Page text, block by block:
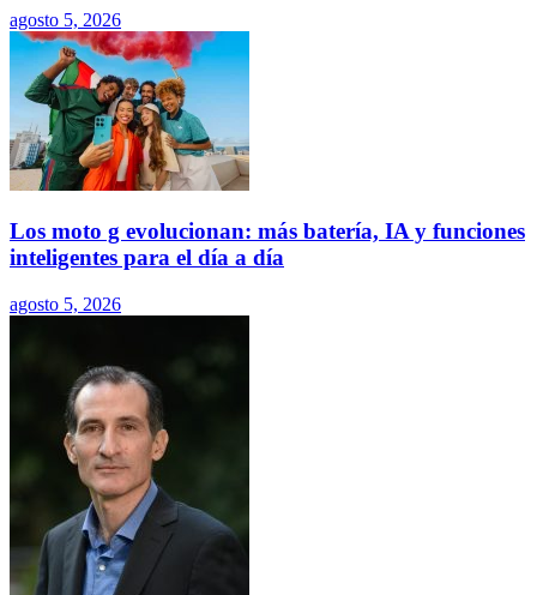
agosto 5, 2026
Los moto g evolucionan: más batería, IA y funciones
inteligentes para el día a día
agosto 5, 2026